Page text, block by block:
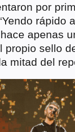
por
rápido
apenas
propio sello
mitad del